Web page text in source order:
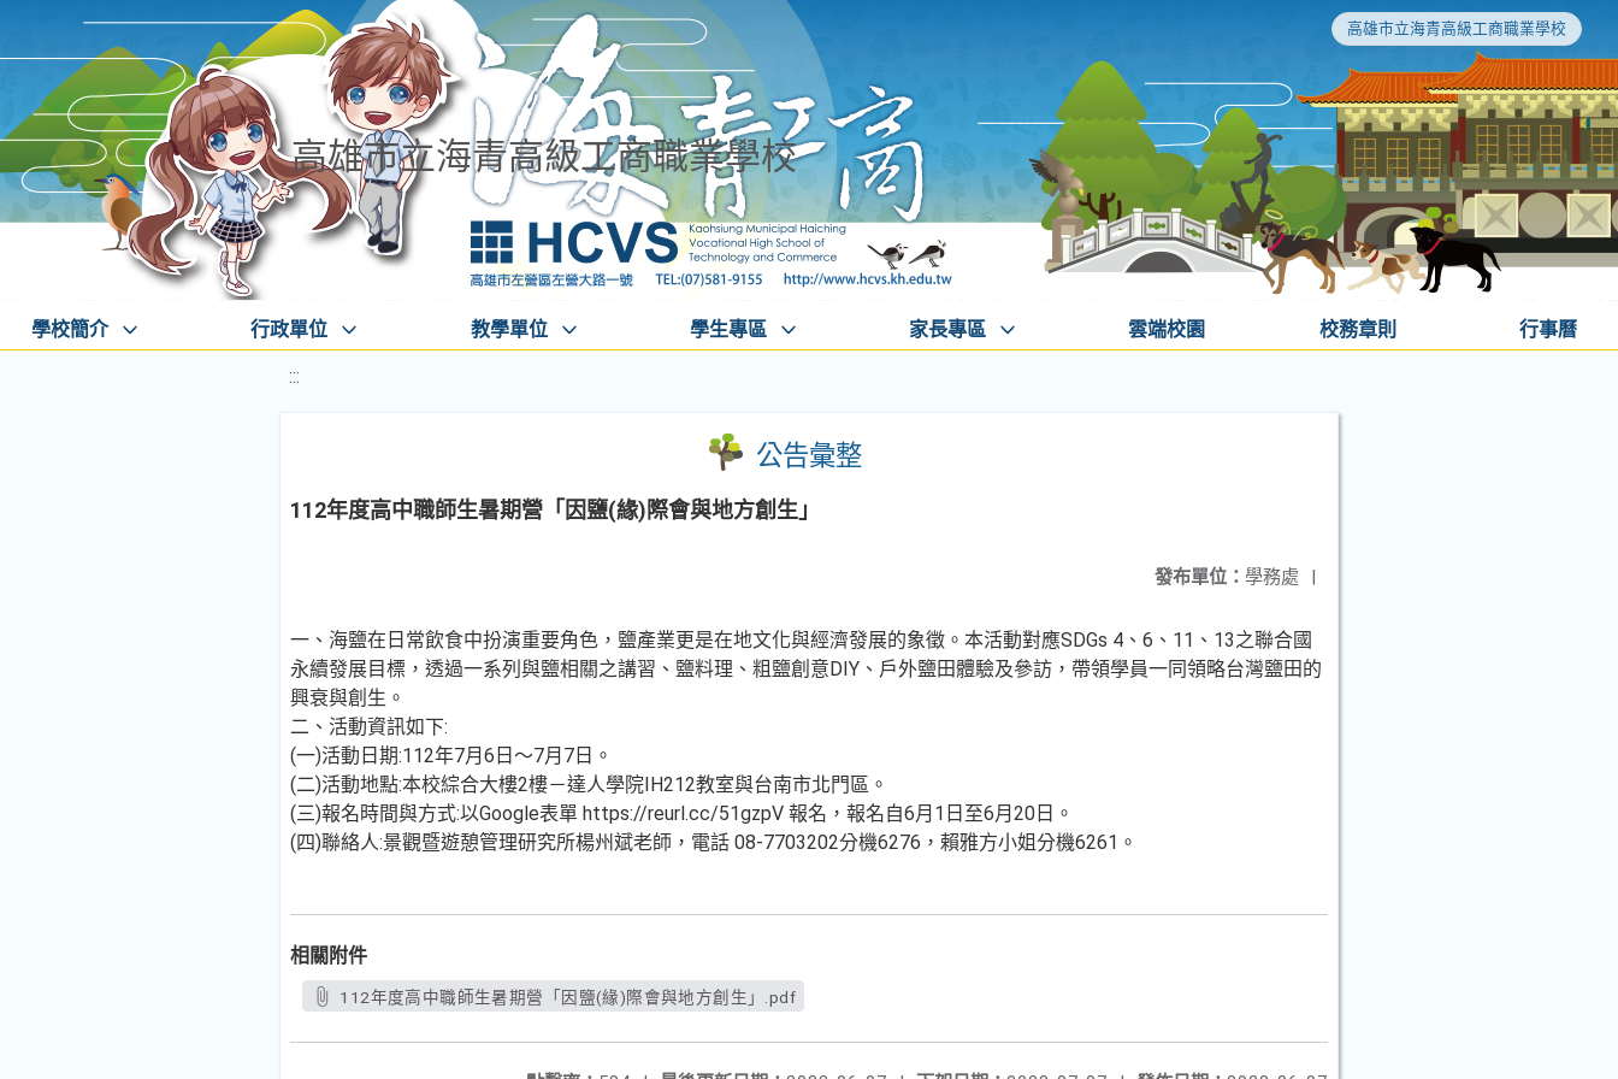
高雄市立海青高級工商職業學校
高雄市立海青高級工商職業學校
學校簡介 行政單位 教學單位 學生專區 家長專區 雲端校園 校務章則 行事曆
:::
公告彙整
112年度高中職師生暑期營「因鹽(緣)際會與地方創生」
發布單位： 學務處 |
一、海鹽在日常飲食中扮演重要角色，鹽產業更是在地文化與經濟發展的象徵。本活動對應SDGs 4、6、11、13之聯合國
永續發展目標，透過一系列與鹽相關之講習、鹽料理、粗鹽創意DIY、戶外鹽田體驗及參訪，帶領學員一同領略台灣鹽田的
興衰與創生。
二、活動資訊如下:
(一)活動日期:112年7月6日～7月7日。
(二)活動地點:本校綜合大樓2樓－達人學院IH212教室與台南市北門區。
(三)報名時間與方式:以Google表單 https://reurl.cc/51gzpV 報名，報名自6月1日至6月20日。
(四)聯絡人:景觀暨遊憩管理研究所楊州斌老師，電話 08-7703202分機6276，賴雅方小姐分機6261。
相關附件
112年度高中職師生暑期營「因鹽(緣)際會與地方創生」.pdf